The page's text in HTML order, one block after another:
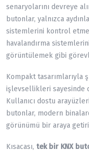
senaryolarını devreye
butonlar, yalnızca
sistemlerini kontrol
havalandırma
görüntülemek gibi
Kompakt tasarımlarıyla
işlevsellikleri sayesinde
Kullanıcı dostu
butonlar, modern
görünümü bir araya
Kısacası, tek bir KNX